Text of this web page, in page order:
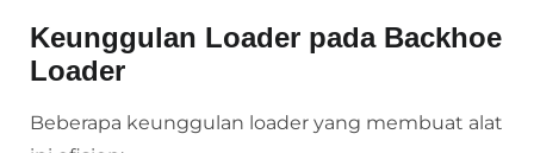
Keunggulan Loader pada Backhoe
Loader
Beberapa keunggulan loader yang membuat alat